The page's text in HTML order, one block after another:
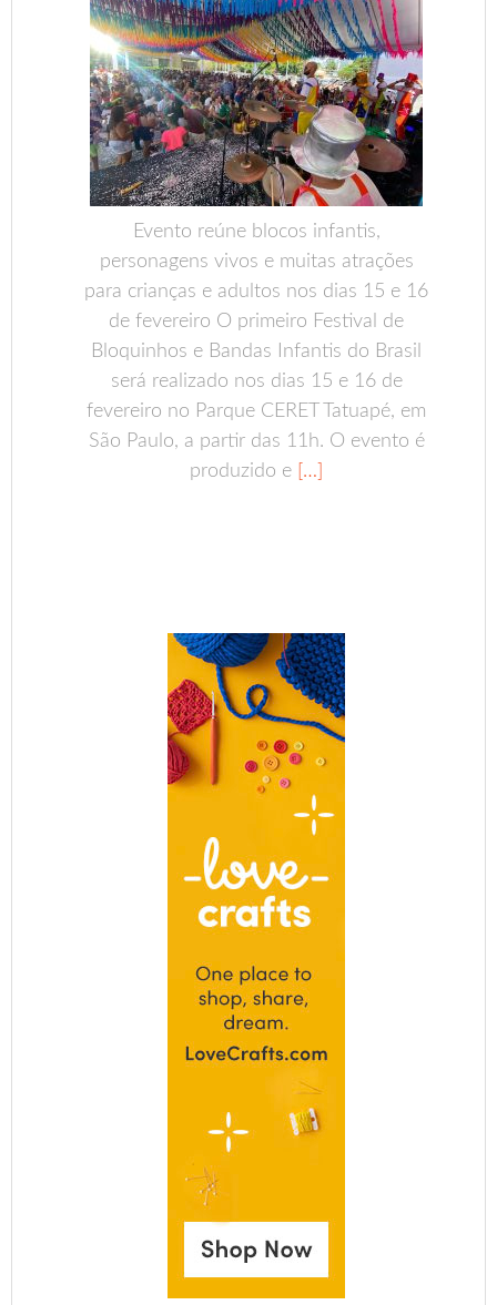
Evento reúne blocos infantis,
personagens vivos e muitas atrações
para crianças e adultos nos dias 15 e 16
de fevereiro O primeiro Festival de
Bloquinhos e Bandas Infantis do Brasil
será realizado nos dias 15 e 16 de
fevereiro no Parque CERET Tatuapé, em
São Paulo, a partir das 11h. O evento é
produzido e […]